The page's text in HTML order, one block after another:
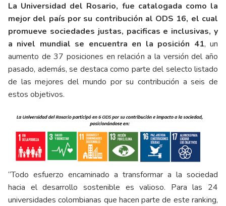
La Universidad del Rosario, fue catalogada como la
mejor del país por su contribución al ODS 16, el cual
promueve sociedades justas, pacificas e inclusivas, y
a nivel mundial se encuentra en la posición 41, un
aumento de 37 posiciones en relación a la versión del año
pasado, además, se destaca como parte del selecto listado
de las mejores del mundo por su contribución a seis de
estos objetivos.
“Todo esfuerzo encaminado a transformar a la sociedad
hacia el desarrollo sostenible es valioso. Para las 24
universidades colombianas que hacen parte de este ranking,